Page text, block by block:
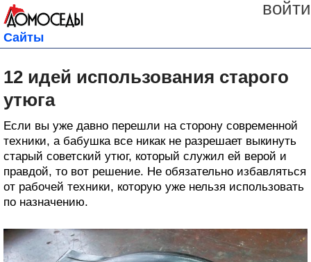
войти
Сайты
12 идей использования старого
утюга
Если вы уже давно перешли на сторону современной
техники, а бабушка все никак не разрешает выкинуть
старый советский утюг, который служил ей верой и
правдой, то вот решение. Не обязательно избавляться
от рабочей техники, которую уже нельзя использовать
по назначению.